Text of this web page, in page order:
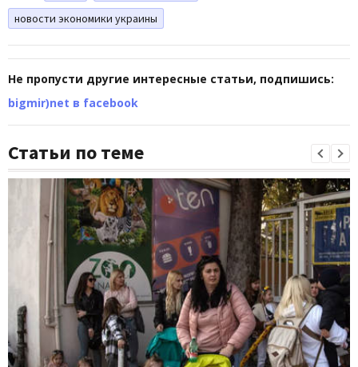
новости экономики украины
Не пропусти другие интересные статьи, подпишись:
bigmir)net в facebook
Статьи по теме